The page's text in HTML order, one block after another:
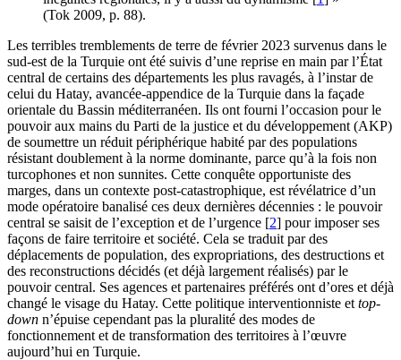
(Tok 2009, p. 88).
Les terribles tremblements de terre de février 2023 survenus dans le
sud-est de la Turquie ont été suivis d’une reprise en main par l’État
central de certains des départements les plus ravagés, à l’instar de
celui du Hatay, avancée-appendice de la Turquie dans la façade
orientale du Bassin méditerranéen. Ils ont fourni l’occasion pour le
pouvoir aux mains du Parti de la justice et du développement (AKP)
de soumettre un réduit périphérique habité par des populations
résistant doublement à la norme dominante, parce qu’à la fois non
turcophones et non sunnites. Cette conquête opportuniste des
marges, dans un contexte post-catastrophique, est révélatrice d’un
mode opératoire banalisé ces deux dernières décennies : le pouvoir
central se saisit de l’exception et de l’urgence [2] pour imposer ses
façons de faire territoire et société. Cela se traduit par des
déplacements de population, des expropriations, des destructions et
des reconstructions décidés (et déjà largement réalisés) par le
pouvoir central. Ses agences et partenaires préférés ont d’ores et déjà
changé le visage du Hatay. Cette politique interventionniste et top-
down n’épuise cependant pas la pluralité des modes de
fonctionnement et de transformation des territoires à l’œuvre
aujourd’hui en Turquie.